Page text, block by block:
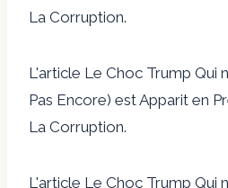
La Corruption.
L'article Le Choc Trump Qui
Pas Encore) est Apparit en
La Corruption.
L'article Le Choc Trump Qui